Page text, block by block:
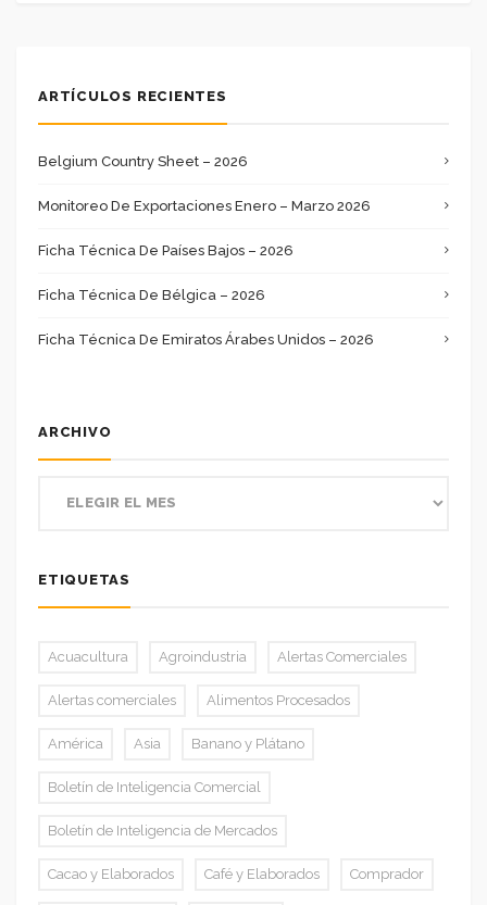
ARTÍCULOS RECIENTES
Belgium Country Sheet – 2026
Monitoreo De Exportaciones Enero – Marzo 2026
Ficha Técnica De Países Bajos – 2026
Ficha Técnica De Bélgica – 2026
Ficha Técnica De Emiratos Árabes Unidos – 2026
ARCHIVO
ETIQUETAS
Acuacultura Agroindustria Alertas Comerciales
Alertas comerciales Alimentos Procesados
América Asia Banano y Plátano
Boletín de Inteligencia Comercial
Boletín de Inteligencia de Mercados
Cacao y Elaborados Café y Elaborados Comprador